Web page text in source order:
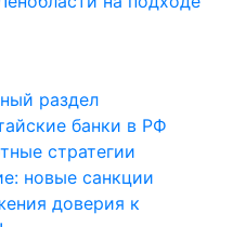
банки в РФ
стратегии
новые санкции
доверия к